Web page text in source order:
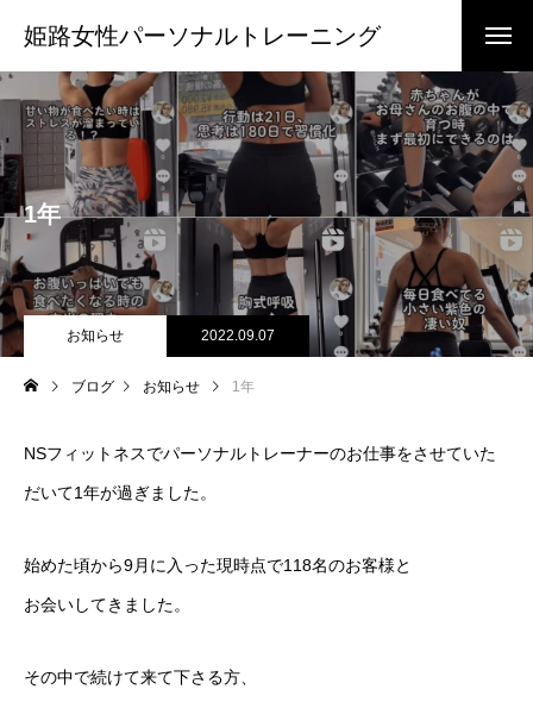
姫路女性パーソナルトレーニング
1年
お知らせ 2022.09.07
ブログ お知らせ 1年
NSフィットネスでパーソナルトレーナーのお仕事をさせていた
だいて1年が過ぎました。
始めた頃から9月に入った現時点で118名のお客様と
お会いしてきました。
その中で続けて来て下さる方、